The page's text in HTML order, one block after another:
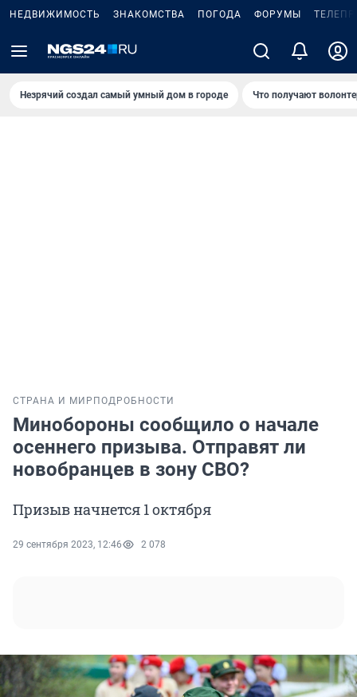
НЕДВИЖИМОСТЬ ЗНАКОМСТВА ПОГОДА ФОРУМЫ
Незрячий создал самый умный дом в городе Что получают
СТРАНА И МИР ПОДРОБНОСТИ
Минобороны сообщило о начале
осеннего призыва. Отправят ли
новобранцев в зону СВО?
Призыв начнется 1 октября
29 сентября 2023, 12:46 2 078